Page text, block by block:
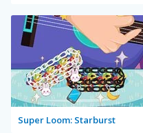
Super Loom: Starburst